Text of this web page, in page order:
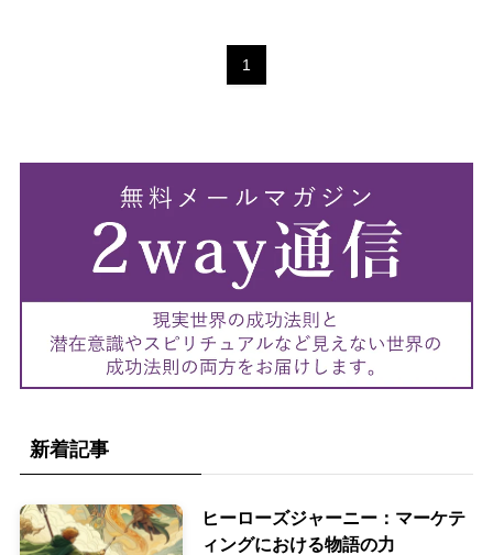
1
新着記事
ヒーローズジャーニー：マーケテ
ィングにおける物語の力